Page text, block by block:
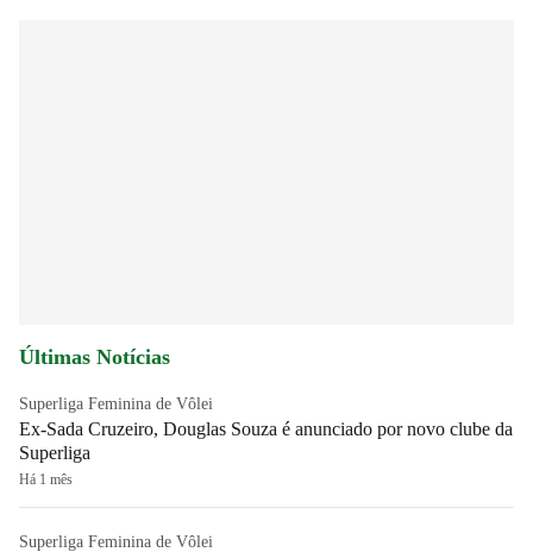
Últimas Notícias
Superliga Feminina de Vôlei
Ex-Sada Cruzeiro, Douglas Souza é anunciado por novo clube da
Superliga
Há 1 mês
Superliga Feminina de Vôlei